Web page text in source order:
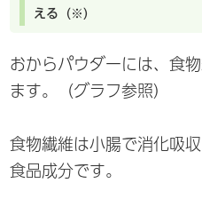
える（※）
おからパウダーには、食
ます。（グラフ参照）
食物繊維は小腸で消化吸
食品成分です。